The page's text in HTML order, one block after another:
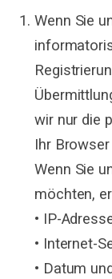
Wenn Sie
wir nur die
Ihr
Wenn Sie
möchten,
• IP-
• Internet-
• Datum